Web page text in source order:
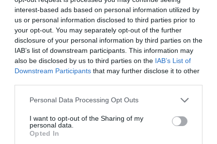
interest-based ads based on personal information utilized by
us or personal information disclosed to third parties prior to
your opt-out. You may separately opt-out of the further
disclosure of your personal information by third parties on the
IAB’s list of downstream participants. This information may
also be disclosed by us to third parties on the IAB’s List of
Downstream Participants that may further disclose it to other
Personal Data Processing Opt Outs
I want to opt-out of the Sharing of my
personal data.
Opted In
RECEPT